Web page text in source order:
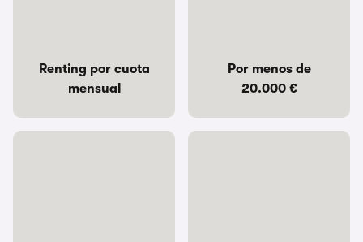
Renting por cuota
mensual
Por menos de
20.000 €